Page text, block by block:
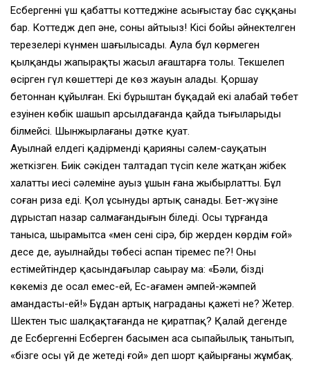
Есбергеннің үш қабатты коттеджіне асығыстау бас сұққаны
бар. Коттедж деп әне, соны айтыңыз! Кісі бойы әйнектелген
терезелері күнмен шағылысады. Аула бұл көрмеген
қылқанды жапырақты жасыл ағаштарға толы. Текшелеп
өсірген гүл көшеттері де көз жауын алады. Қоршау
бетоннан құйылған. Екі бұрыштан бұқадай екі алабай төбет
езуінен көбік шашып арсылдағанда қайда тығыларыңды
білмейсің. Шынжырлағаны дәтке қуат.
Ауылнай елдегі қадірменді қарияның сәлем-сауқатын
жеткізген. Биік сәкіден талтаңдап түсіп келе жатқан жібек
халаттың иесі сәлеміне ауыз ұшын ғана жыбырлатты. Бұл
соған риза еді. Қол ұсынуды артық санады. Бет-жүзіне
дұрыстап назар салмағандығын біледі. Осы тұрғанда
таныса, шырамытса «мен сені сірә, бір жерден көрдім ғой»
десе де, ауылнайдың төбесі аспан тіремес пе?! Оны
естімейтіндер қасындағылар саңырау ма: «Бәли, біздің
көкеміз де осал емес-ей, Ес-ағаңмен әмпей-жәмпей
амандасты-ей!» Бұдан артық награданың қажеті не? Жетер.
Шектен тыс шалқақтағанда не қиратпақ? Қалай дегенде
де Есбергеннің Есберген басымен аса сыпайылық танытып,
«бізге осы үй де жетеді ғой» деп шорт қайырғаны жұмбақ.